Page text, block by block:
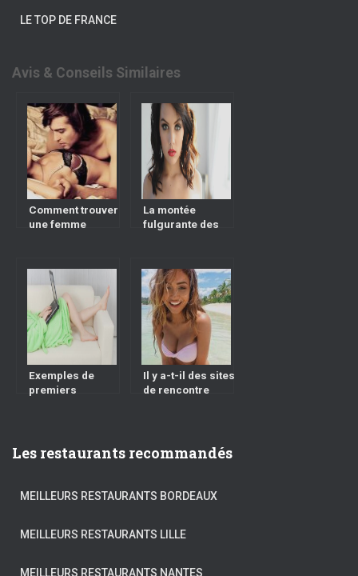
LE TOP DE FRANCE
Avis & Conseils Similaires
Comment trouver
une femme
La montée
fulgurante des
Exemples de
premiers
Il y a-t-il des sites
de rencontre
Les restaurants recommandés
MEILLEURS RESTAURANTS BORDEAUX
MEILLEURS RESTAURANTS LILLE
MEILLEURS RESTAURANTS NANTES